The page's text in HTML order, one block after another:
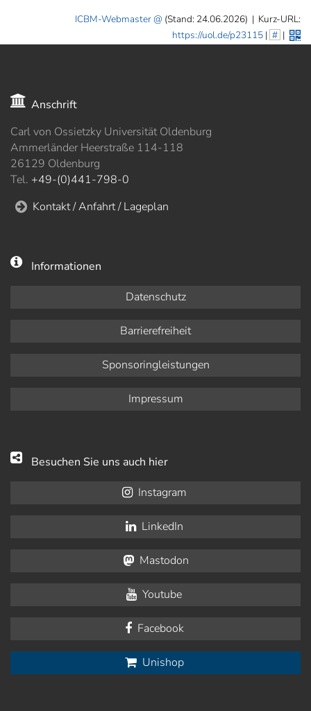
ICBM-Webmaster (Stand: 24.06.2026) | Kurz-URL:
https://uol.de/p23115| # |
Anschrift
Carl von Ossietzky Universität Oldenburg
Ammerländer Heerstraße 114-118
26129 Oldenburg
Tel. +49-(0)441-798-0
Kontakt / Anfahrt / Lageplan
Informationen
Datenschutz
Barrierefreiheit
Sponsoringleistungen
Impressum
Besuchen Sie uns auch hier
Instagram
LinkedIn
Mastodon
Youtube
Facebook
Unishop